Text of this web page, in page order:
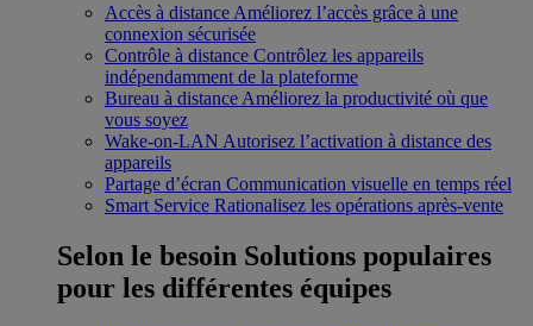
Accès à distance Améliorez l’accès grâce à une
connexion sécurisée
Contrôle à distance Contrôlez les appareils
indépendamment de la plateforme
Bureau à distance Améliorez la productivité où que
vous soyez
Wake-on-LAN Autorisez l’activation à distance des
appareils
Partage d’écran Communication visuelle en temps réel
Smart Service Rationalisez les opérations après-vente
Selon le besoin Solutions populaires
pour les différentes équipes